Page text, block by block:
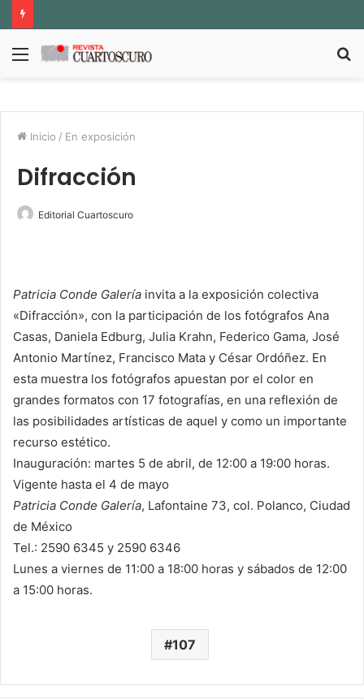
Menú
Inicio / En exposición
Difracción
Editorial Cuartoscuro
Patricia Conde Galería invita a la exposición colectiva
«Difracción», con la participación de los fotógrafos Ana
Casas, Daniela Edburg, Julia Krahn, Federico Gama, José
Antonio Martínez, Francisco Mata y César Ordóñez. En
esta muestra los fotógrafos apuestan por el color en
grandes formatos con 17 fotografías, en una reflexión de
las posibilidades artísticas de aquel y como un importante
recurso estético.
Inauguración: martes 5 de abril, de 12:00 a 19:00 horas.
Vigente hasta el 4 de mayo
Patricia Conde Galería, Lafontaine 73, col. Polanco, Ciudad
de México
Tel.: 2590 6345 y 2590 6346
Lunes a viernes de 11:00 a 18:00 horas y sábados de 12:00
a 15:00 horas.
107